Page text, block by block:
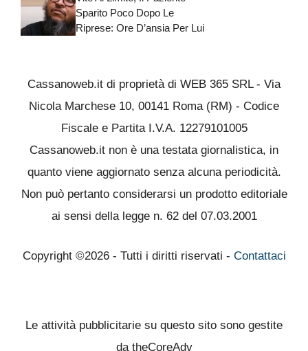
Sparito Poco Dopo Le
Riprese: Ore D’ansia Per Lui
Cassanoweb.it di proprietà di WEB 365 SRL - Via
Nicola Marchese 10, 00141 Roma (RM) - Codice
Fiscale e Partita I.V.A. 12279101005
Cassanoweb.it non è una testata giornalistica, in
quanto viene aggiornato senza alcuna periodicità.
Non può pertanto considerarsi un prodotto editoriale
ai sensi della legge n. 62 del 07.03.2001
Copyright ©2026 - Tutti i diritti riservati - Contattaci
Le attività pubblicitarie su questo sito sono gestite
da theCoreAdv